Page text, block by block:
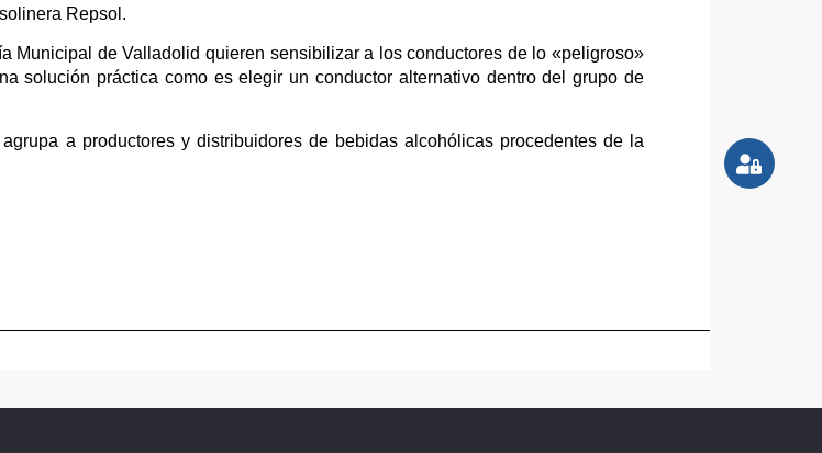
Repsol.
Municipal de Valladolid quieren sensibilizar a los conductores de lo «peligroso»
solución práctica como es elegir un conductor alternativo dentro del grupo de
a productores y distribuidores de bebidas alcohólicas procedentes de la